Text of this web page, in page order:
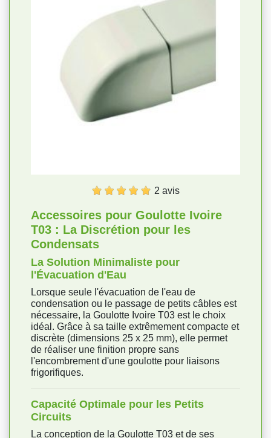
2 avis
Accessoires pour Goulotte Ivoire
T03 : La Discrétion pour les
Condensats
La Solution Minimaliste pour
l'Évacuation d'Eau
Lorsque seule l'évacuation de l'eau de
condensation ou le passage de petits câbles est
nécessaire, la Goulotte Ivoire T03 est le choix
idéal. Grâce à sa taille extrêmement compacte et
discrète (dimensions 25 x 25 mm), elle permet
de réaliser une finition propre sans
l'encombrement d'une goulotte pour liaisons
frigorifiques.
Capacité Optimale pour les Petits
Circuits
La conception de la Goulotte T03 et de ses